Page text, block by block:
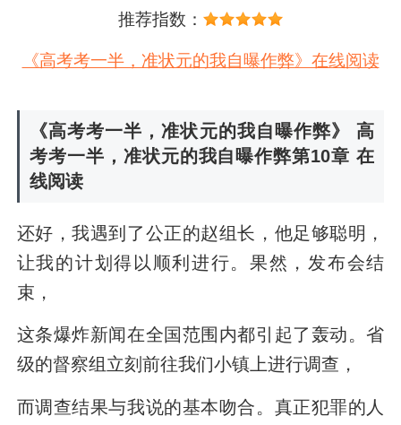
推荐指数：
《高考考一半，准状元的我自曝作弊》在线阅读
《高考考一半，准状元的我自曝作弊》 高
考考一半，准状元的我自曝作弊第10章 在
线阅读
还好，我遇到了公正的赵组长，他足够聪明，
让我的计划得以顺利进行。果然，发布会结
束，
这条爆炸新闻在全国范围内都引起了轰动。省
级的督察组立刻前往我们小镇上进行调查，
而调查结果与我说的基本吻合。真正犯罪的人